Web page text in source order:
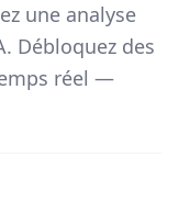
une analyse
Débloquez des
réel —